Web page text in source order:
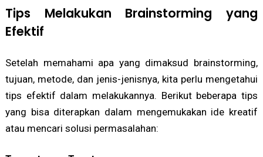
Tips Melakukan Brainstorming yang
Efektif
Setelah memahami apa yang dimaksud brainstorming,
tujuan, metode, dan jenis-jenisnya, kita perlu mengetahui
tips efektif dalam melakukannya. Berikut beberapa tips
yang bisa diterapkan dalam mengemukakan ide kreatif
atau mencari solusi permasalahan: